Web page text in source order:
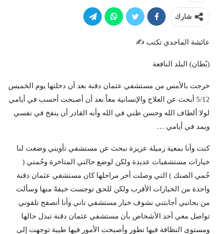
شارك
عائشة الماجدي تكتب ✍️
(بُطان) البلد النافعة
خرجت بالأمس من مستشفي عثمان دقنة بعد أن دخلتها يوم الخميس
5/12 أبحث عن العلاج والإنسانية معاً بعد أن أصبحت أحسب في أيامي
لولا ألطاف الله وحسن ظني في الله وأنه القادر أن ينفخ في نفسي
ويمد في أيامي …
كنت وأنا بمعية زميلة عزيزة نبحث عن مستشفي تأويني وضعت لنا
خيارات مستشفيات عديدة ولكن لوضع حالتي المتاخرة وحُمتي (
حُمي الضنك ) التي وصلت أخر مراحلها كان مستشفي عثمان دقنة
واحدة من الخيارات الأقرب ولكن للحق توجست خيفةََ منها وسألت
من بجانبي أجابتني نشوف خيار مستشفي تاني وأنا أتصفح تلفوني
تواصل معي أحد الأشخاص بأن مستشفي عثمان دقنة تبدل حالها
ومستوى النظافة فيها تطور وأصبحت الأمور فيها طيبة توجهت إلى